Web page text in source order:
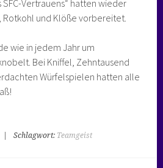
Vertrauens“ hatten wieder
und Klöße vorbereitet.
wie in jedem Jahr um
Bei Kniffel, Zehntausend
Würfelspielen hatten alle
Schlagwort: Teamgeist